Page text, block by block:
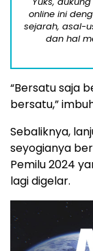
online ini
sejarah, asal-
dan hal
“Bersatu saja
bersatu,”
Sebaliknya,
seyogianya
Pemilu 2024
lagi digelar.